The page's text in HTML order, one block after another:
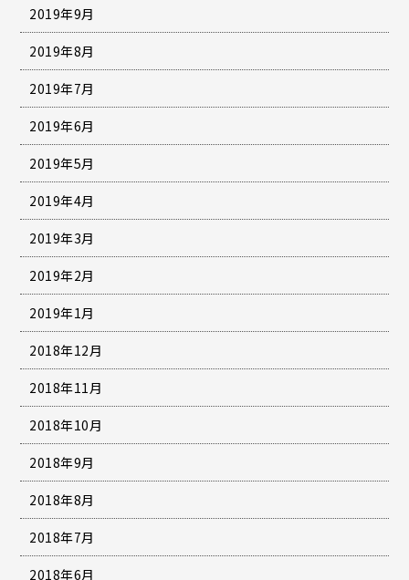
2019年9月
2019年8月
2019年7月
2019年6月
2019年5月
2019年4月
2019年3月
2019年2月
2019年1月
2018年12月
2018年11月
2018年10月
2018年9月
2018年8月
2018年7月
2018年6月